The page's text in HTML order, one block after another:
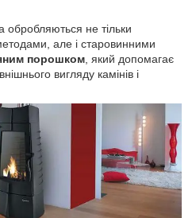
обробляються не тільки
але і старовинними
порошком, який допомагає
вигляду камінів і